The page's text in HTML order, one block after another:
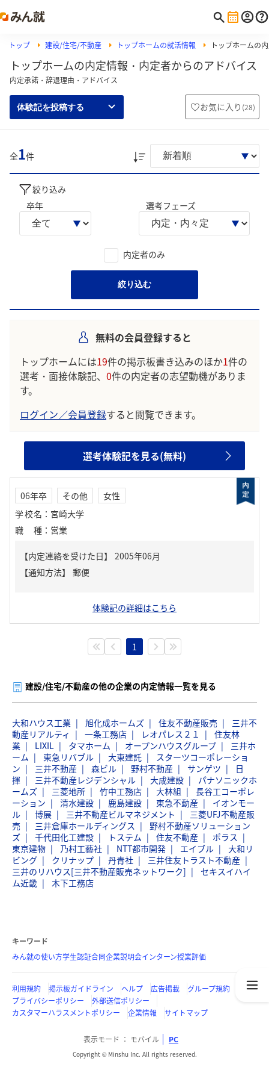
トップ 建設/住宅/不動産 トップホームの就活情報 トップホームの
トップホームの内定情報・内定者からのアドバイス
内定承諾・辞退理由・アドバイス
体験記を投稿する お気に入り (28)
全1件
絞り込み
卒年
選考フェーズ
内定者のみ
絞り込む
無料の会員登録すると
トップホームには19件の掲示板書き込みのほか1件の
選考・面接体験記、 0件の内定者の志望動機がありま
す。
ログイン／会員登録すると閲覧できます。
選考体験記を見る(無料)
06年卒 その他
女性
学校名 ： 宮崎大学
職種 ： 営業
【内定連絡を受けた日】
2005年06月
【通知方法】
郵便
体験記の詳細はこちら
1
建設/住宅/不動産の他の企業の内定情報一覧を見る
大和ハウス工業 旭化成ホームズ 住友不動産販売
三井不
動産リアルティ
一条工務店 レオパレス２１
住友林
業
LIXIL タマホーム オープンハウスグループ
三井ホ
ーム
東急リバブル 大東建託
スターツコーポレーショ
ン
三井不動産 森ビル 野村不動産 サンゲツ
日
揮
三井不動産レジデンシャル 大成建設
パナソニックホ
ームズ
三菱地所 竹中工務店 大林組
長谷工コーポレ
ーション
清水建設 鹿島建設 東急不動産
イオンモー
ル
博展 三井不動産ビルマネジメント
三菱UFJ不動産販
売
三井倉庫ホールディングス
野村不動産ソリューション
ズ
千代田化工建設 トステム 住友不動産
ポラス
東京建物
乃村工藝社 NTT都市開発 エイブル
大和リ
ビング
クリナップ 丹青社
三井住友トラスト不動産
三井のリハウス[三井不動産販売ネットワーク]
セキスイハイ
ム近畿
木下工務店
キーワード
みん就の使い方学生認証合同企業説明会インターン授業評価
利用規約 掲示板ガイドライン ヘルプ 広告掲載
グループ規約
プライバシーポリシー
外部送信ポリシー
カスタマーハラスメントポリシー
企業情報 サイトマップ
表示モード モバイル PC
Copyright © Minshu Inc. All rights reserved.